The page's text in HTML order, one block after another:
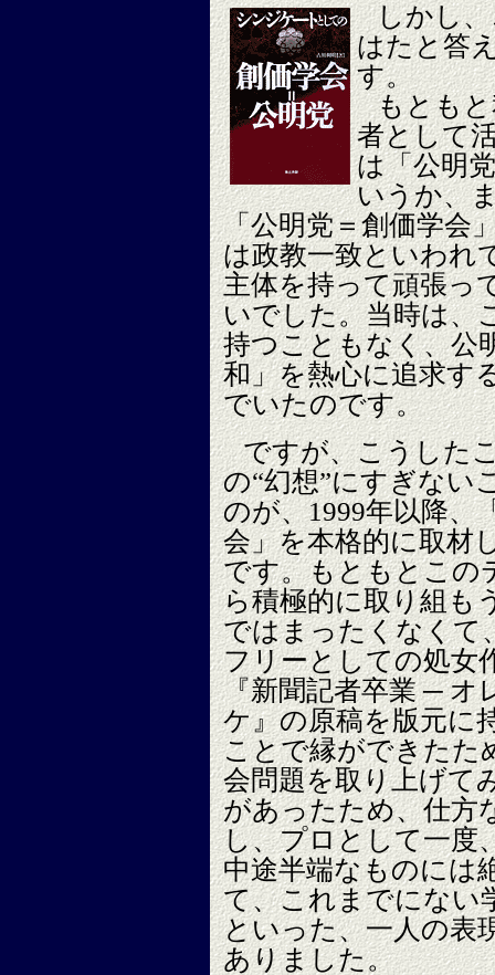
しかし
はたと答
す。
もとも
者として
は「公明
いうか、
「公明党＝創価学会
は政教一致といわれ
主体を持って頑張っ
いでした。当時は、
持つこともなく、公
和」を熱心に追求す
でいたのです。
ですが、こうした
の“幻想”にすぎない
のが、1999年以降、
会」を本格的に取材
です。もともとこの
ら積極的に取り組も
ではまったくなくて
フリーとしての処女
『新聞記者卒業 ─ オ
ケ』の原稿を版元に
ことで縁ができたた
会問題を取り上げて
があったため、仕方
し、プロとして一度
中途半端なものには
て、これまでにない
といった、一人の表
ありました。